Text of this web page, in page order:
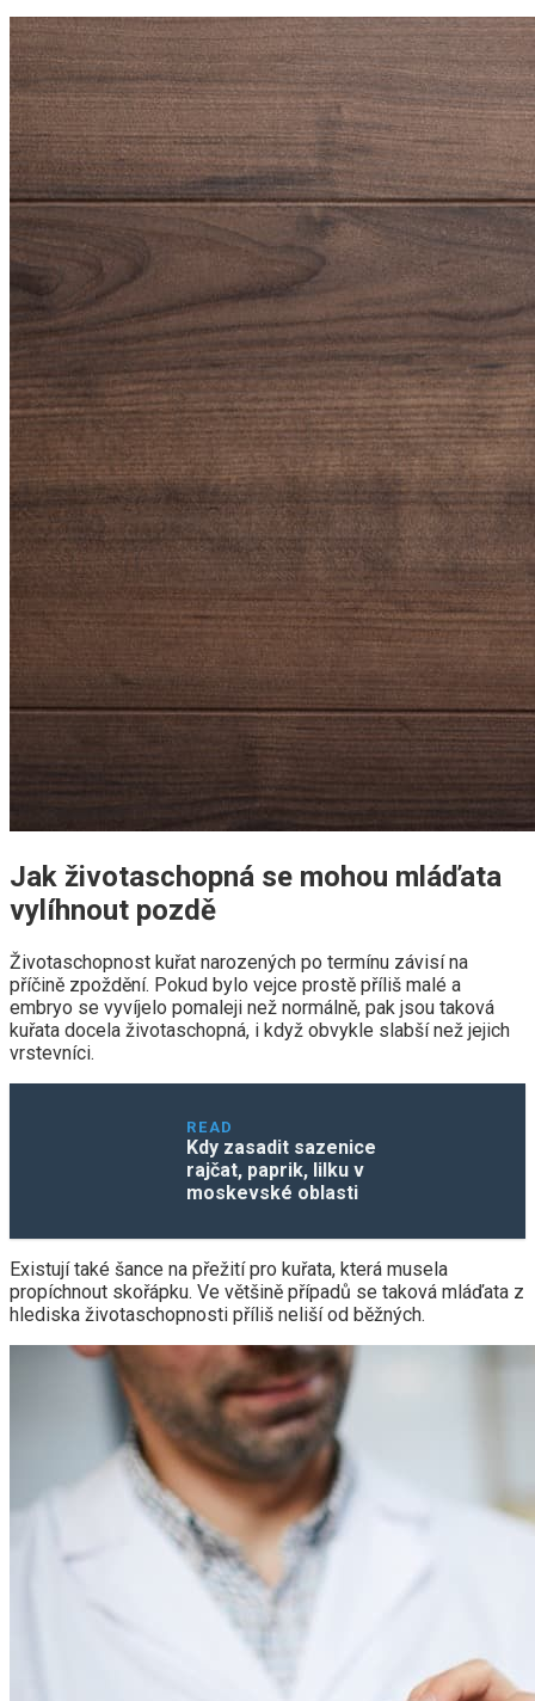
Jak životaschopná se mohou mláďata
vylíhnout pozdě
Životaschopnost kuřat narozených po termínu závisí na
příčině zpoždění. Pokud bylo vejce prostě příliš malé a
embryo se vyvíjelo pomaleji než normálně, pak jsou taková
kuřata docela životaschopná, i když obvykle slabší než jejich
vrstevníci.
READ
Kdy zasadit sazenice
rajčat, paprik, lilku v
moskevské oblasti
Existují také šance na přežití pro kuřata, která musela
propíchnout skořápku. Ve většině případů se taková mláďata z
hlediska životaschopnosti příliš neliší od běžných.